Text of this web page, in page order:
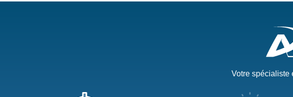
Votre spécialiste